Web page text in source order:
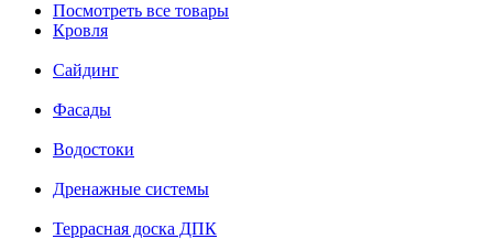
Посмотреть все товары
Кровля
Сайдинг
Фасады
Водостоки
Дренажные системы
Террасная доска ДПК